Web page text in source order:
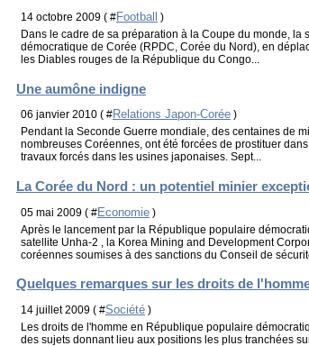
14 octobre 2009 ( #Football )
Dans le cadre de sa préparation à la Coupe du monde,
démocratique de Corée (RPDC, Corée du Nord), en
les Diables rouges de la République du Congo...
Une aumône indigne
06 janvier 2010 ( #Relations Japon-Corée )
Pendant la Seconde Guerre mondiale, des centaines de
nombreuses Coréennes, ont été forcées de prostituer
travaux forcés dans les usines japonaises. Sept...
La Corée du Nord : un potentiel minier
05 mai 2009 ( #Economie )
Après le lancement par la République populaire
satellite Unha-2 , la Korea Mining and Development
coréennes soumises à des sanctions du Conseil de
Quelques remarques sur les droits de
14 juillet 2009 ( #Société )
Les droits de l'homme en République populaire
des sujets donnant lieu aux positions les plus tranchées